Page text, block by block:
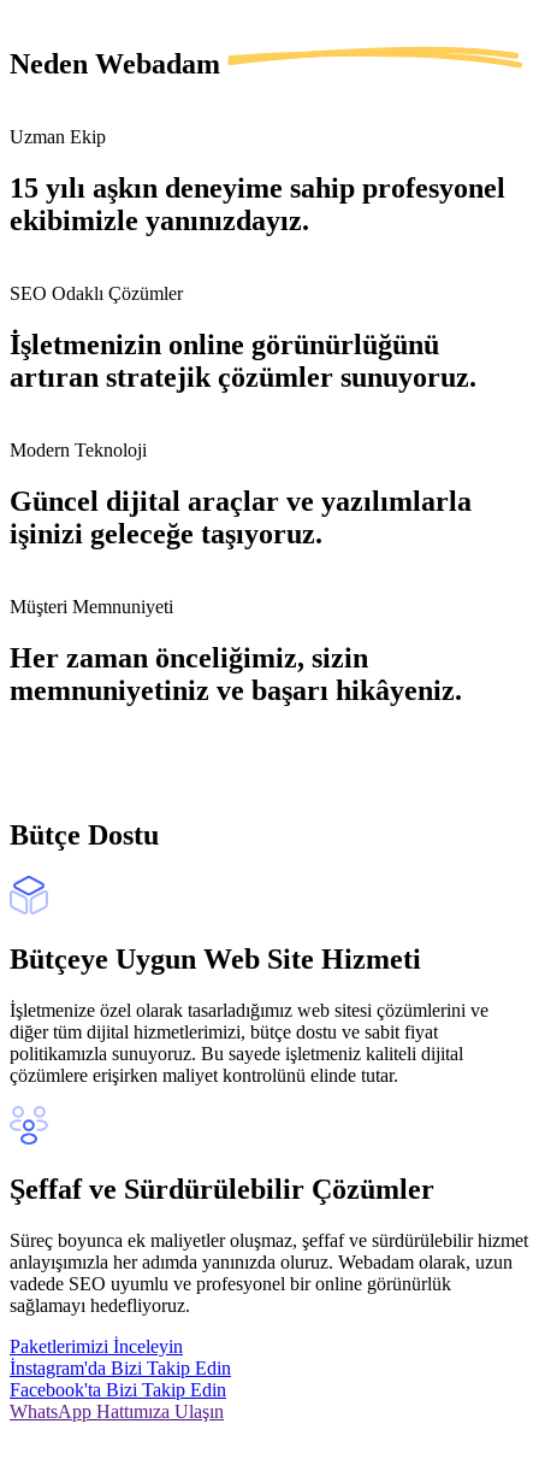
Neden Webadam
Uzman Ekip
15 yılı aşkın deneyime sahip profesyonel
ekibimizle yanınızdayız.
SEO Odaklı Çözümler
İşletmenizin online görünürlüğünü
artıran stratejik çözümler sunuyoruz.
Modern Teknoloji
Güncel dijital araçlar ve yazılımlarla
işinizi geleceğe taşıyoruz.
Müşteri Memnuniyeti
Her zaman önceliğimiz, sizin
memnuniyetiniz ve başarı hikâyeniz.
Bütçe Dostu
Bütçeye Uygun Web Site Hizmeti
İşletmenize özel olarak tasarladığımız web sitesi çözümlerini ve
diğer tüm dijital hizmetlerimizi, bütçe dostu ve sabit fiyat
politikamızla sunuyoruz. Bu sayede işletmeniz kaliteli dijital
çözümlere erişirken maliyet kontrolünü elinde tutar.
Şeffaf ve Sürdürülebilir Çözümler
Süreç boyunca ek maliyetler oluşmaz, şeffaf ve sürdürülebilir hizmet
anlayışımızla her adımda yanınızda oluruz. Webadam olarak, uzun
vadede SEO uyumlu ve profesyonel bir online görünürlük
sağlamayı hedefliyoruz.
Paketlerimizi İnceleyin
İnstagram'da Bizi Takip Edin
Facebook'ta Bizi Takip Edin
WhatsApp Hattımıza Ulaşın